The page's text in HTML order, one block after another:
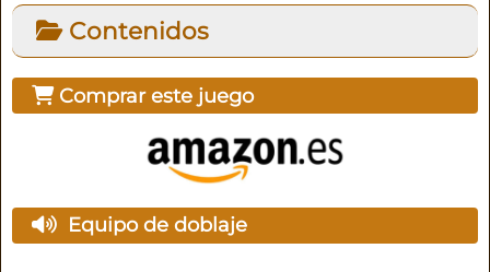
Contenidos
Comprar este juego
Equipo de doblaje